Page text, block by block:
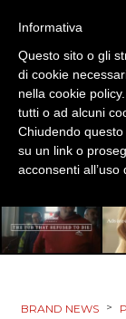
DIGITALE
EDITORIA
ESTERNA
RADIO / AUDIO
TV
BRAND NEWS >
Informativa
Questo sito o gli
di cookie
nella cookie
tutti o ad alcuni
Chiudendo
su un link o
acconsenti all’uso